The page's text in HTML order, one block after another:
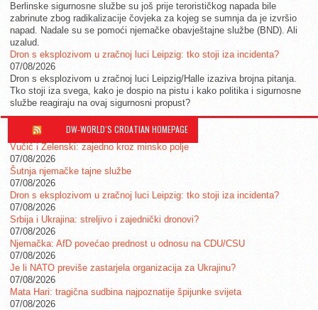
Berlinske sigurnosne službe su još prije terorističkog napada bile
zabrinute zbog radikalizacije čovjeka za kojeg se sumnja da je izvršio
napad. Nadale su se pomoći njemačke obavještajne službe (BND). Ali
uzalud.
Dron s eksplozivom u zračnoj luci Leipzig: tko stoji iza incidenta?
07/08/2026
Dron s eksplozivom u zračnoj luci Leipzig/Halle izaziva brojna pitanja.
Tko stoji iza svega, kako je dospio na pistu i kako politika i sigurnosne
službe reagiraju na ovaj sigurnosni propust?
DW-WORLD´S CROATIAN HOMEPAGE
Vučić i Zelenski: zajedno kroz minsko polje
07/08/2026
Šutnja njemačke tajne službe
07/08/2026
Dron s eksplozivom u zračnoj luci Leipzig: tko stoji iza incidenta?
07/08/2026
Srbija i Ukrajina: streljivo i zajednički dronovi?
07/08/2026
Njemačka: AfD povećao prednost u odnosu na CDU/CSU
07/08/2026
Je li NATO previše zastarjela organizacija za Ukrajinu?
07/08/2026
Mata Hari: tragična sudbina najpoznatije špijunke svijeta
07/08/2026